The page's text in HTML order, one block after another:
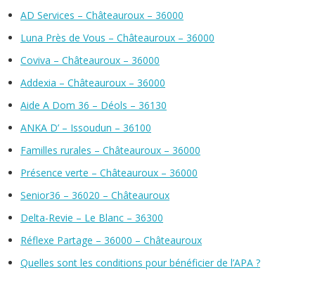
AD Services – Châteauroux – 36000
Luna Près de Vous – Châteauroux – 36000
Coviva – Châteauroux – 36000
Addexia – Châteauroux – 36000
Aide A Dom 36 – Déols – 36130
ANKA D’ – Issoudun – 36100
Familles rurales – Châteauroux – 36000
Présence verte – Châteauroux – 36000
Senior36 – 36020 – Châteauroux
Delta-Revie – Le Blanc – 36300
Réflexe Partage – 36000 – Châteauroux
Quelles sont les conditions pour bénéficier de l’APA ?